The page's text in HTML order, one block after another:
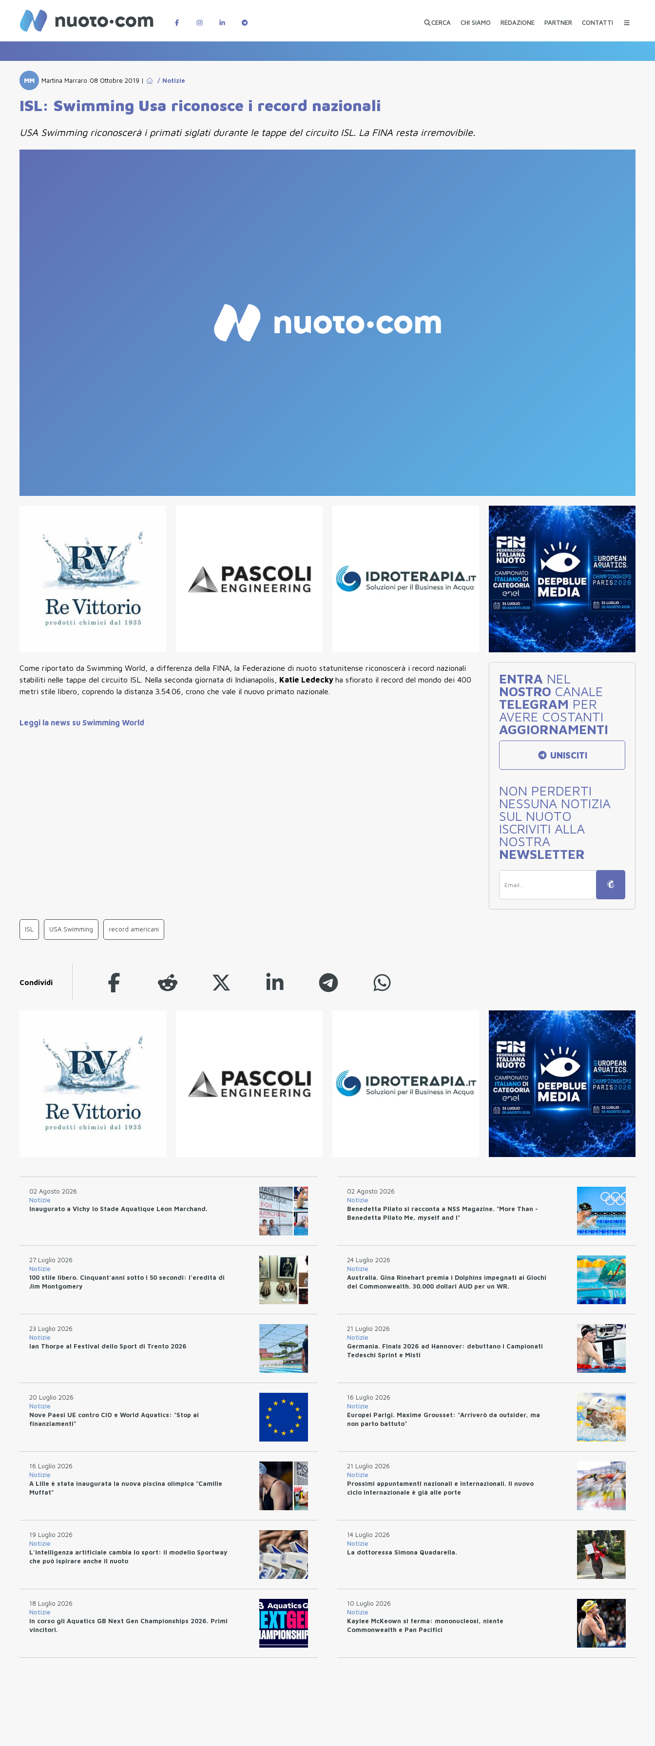
CERCA CHI SIAMO REDAZIONE PARTNER CONTATTI
MM Martina Marraro 08 Ottobre 2019 | / Notizie
ISL: Swimming Usa riconosce i record nazionali
USA Swimming riconoscerà i primati siglati durante le tappe del circuito ISL. La FINA resta irremovibile.
Come riportato da Swimming World, a differenza della FINA, la Federazione di nuoto statunitense riconoscerà i record nazionali
stabiliti nelle tappe del circuito ISL. Nella seconda giornata di Indianapolis, Katie Ledecky ha sfiorato il record del mondo dei 400
metri stile libero, coprendo la distanza 3.54.06, crono che vale il nuovo primato nazionale.
Leggi la news su Swimming World
ENTRA NEL
NOSTRO CANALE
TELEGRAM PER
AVERE COSTANTI
AGGIORNAMENTI
UNISCITI
NON PERDERTI
NESSUNA NOTIZIA
SUL NUOTO
ISCRIVITI ALLA
NOSTRA
NEWSLETTER
ISL USA Swimming record americani
Condividi
02 Agosto 2026
Notizie
Inaugurato a Vichy lo Stade Aquatique Léon Marchand.
02 Agosto 2026
Notizie
Benedetta Pilato si racconta a NSS Magazine. "More Than -
Benedetta Pilato Me, myself and I"
27 Luglio 2026
Notizie
100 stile libero. Cinquant'anni sotto i 50 secondi: l'eredità di
Jim Montgomery
24 Luglio 2026
Notizie
Australia. Gina Rinehart premia i Dolphins impegnati ai Giochi
del Commonwealth. 30.000 dollari AUD per un WR.
23 Luglio 2026
Notizie
Ian Thorpe al Festival dello Sport di Trento 2026
21 Luglio 2026
Notizie
Germania. Finals 2026 ad Hannover: debuttano i Campionati
Tedeschi Sprint e Misti
20 Luglio 2026
Notizie
Nove Paesi UE contro CIO e World Aquatics: "Stop ai
finanziamenti"
16 Luglio 2026
Notizie
Europei Parigi. Maxime Grousset: "Arriverò da outsider, ma
non parto battuto"
16 Luglio 2026
Notizie
A Lille è stata inaugurata la nuova piscina olimpica "Camille
Muffat"
21 Luglio 2026
Notizie
Prossimi appuntamentI nazionali e internazionali. Il nuovo
ciclo internazionale è già alle porte
19 Luglio 2026
Notizie
L'intelligenza artificiale cambia lo sport: il modello Sportway
che può ispirare anche il nuoto
14 Luglio 2026
Notizie
La dottoressa Simona Quadarella.
18 Luglio 2026
Notizie
In corso gli Aquatics GB Next Gen Championships 2026. Primi
vincitori.
10 Luglio 2026
Notizie
Kaylee McKeown si ferma: mononucleosi, niente
Commonwealth e Pan Pacifici